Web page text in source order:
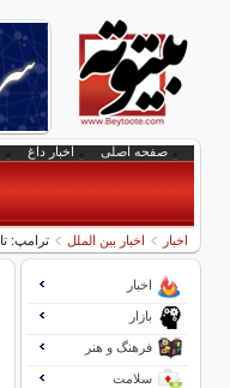
صفحه اصلی اخبار داغ
اخبار اخبار بین الملل ترامپ:
اخبار
بازار
فرهنگ و هنر
سلامت